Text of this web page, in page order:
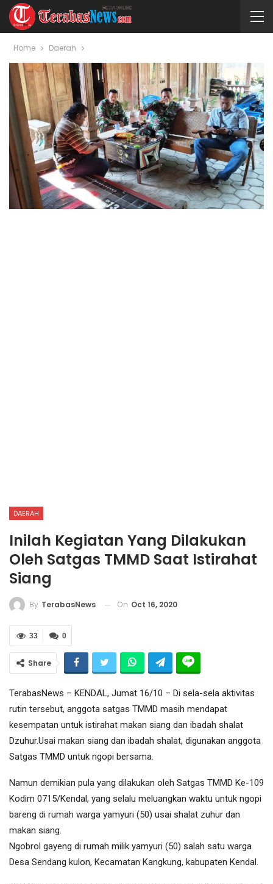
Home Daerah
DAERAH
Inilah Kegiatan Yang Dilakukan
Oleh Satgas TMMD Saat Istirahat
Siang
By TerabasNews On Oct 16, 2020
0
33
Share
TerabasNews – KENDAL, Jumat 16/10 – Di sela-sela aktivitas
rutin tersebut, anggota satgas TMMD masih mendapat
kesempatan untuk istirahat makan siang dan ibadah shalat
Dzuhur.Usai makan siang dan ibadah shalat, digunakan anggota
Satgas TMMD untuk ngopi bersama.
Namun demikian pula yang dilakukan oleh Satgas TMMD Ke-109
Kodim 0715/Kendal, yang selalu meluangkan waktu untuk ngopi
bareng di rumah warga yamyuri (50) usai shalat zuhur dan
makan siang.
Ngobrol gayeng di rumah milik yamyuri (50) salah satu warga
Desa Sendang kulon, Kecamatan Kangkung, kabupaten Kendal.